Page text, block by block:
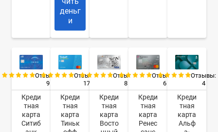
деньг
и
Отзывы:
9
Креди
тная
карта
Ситиб
Отзывы:
17
Креди
тная
карта
Тиньк
Отзывы:
8
Креди
тная
карта
Восто
Отзывы:
6
Креди
тная
карта
Ренес
Отзывы:
4
Креди
тная
карта
Альф